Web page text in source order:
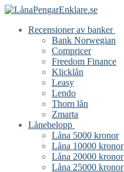
Hoppa
innehåll
Meny
Stäng
Recensioner av banker
Bank Norwegian
Compricer
Freedom Finance
Klicklån
Leasy
Lendo
Thorn lån
Zmarta
Lånebelopp
Låna 5000 kronor
Låna 10000 kronor
Låna 20000 kronor
Låna 25000 kronor